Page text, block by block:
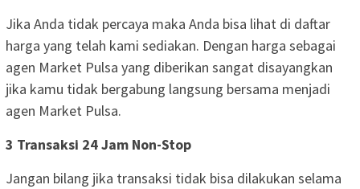
Jika Anda tidak percaya maka Anda bisa lihat di daftar
harga yang telah kami sediakan. Dengan harga sebagai
agen Market Pulsa yang diberikan sangat disayangkan
jika kamu tidak bergabung langsung bersama menjadi
agen Market Pulsa.
3 Transaksi 24 Jam Non-Stop
Jangan bilang jika transaksi tidak bisa dilakukan selama